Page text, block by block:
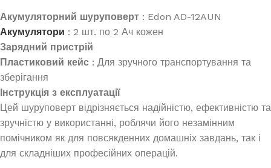
Акумуляторний шуруповерт : Edon AD-12AUN
Акумулятори : 2 шт. по 2 Ач кожен
Зарядний пристрій
Пластиковий кейс : Для зручного транспортування та
зберігання
Інструкція з експлуатації
Цей шуруповерт відрізняється надійністю, ефективністю та
зручністю у використанні, роблячи його незамінним
помічником як для повсякденних домашніх завдань, так і
для складніших професійних операцій.